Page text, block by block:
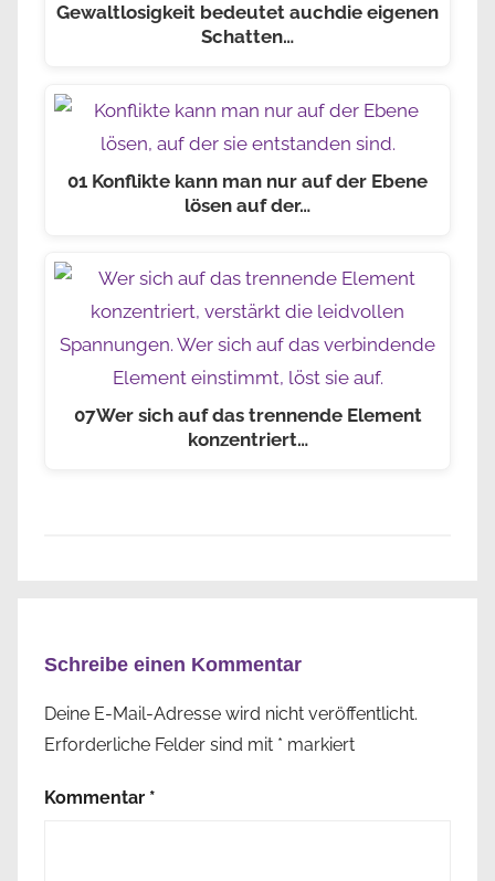
Gewaltlosigkeit bedeutet auchdie eigenen
Schatten…
01 Konflikte kann man nur auf der Ebene
lösen auf der…
07Wer sich auf das trennende Element
konzentriert…
Schreibe einen Kommentar
Deine E-Mail-Adresse wird nicht veröffentlicht.
Erforderliche Felder sind mit * markiert
Kommentar *